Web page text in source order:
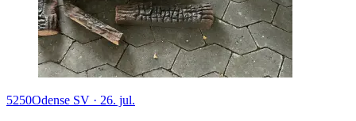
5250Odense SV · 26. jul.